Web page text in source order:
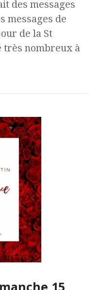
des messages
messages de
de la St
très nombreux à
15